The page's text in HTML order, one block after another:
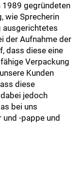
gegründeten
wie Sprecherin
ausgerichtetes
der Aufnahme der
dass diese eine
Verpackung
Kunden
diese
jedoch
bei uns
-pappe und